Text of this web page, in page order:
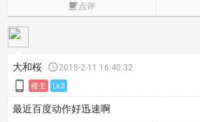
点评
大和桜 2018-2-11 16:40:32
 楼主 Lv.3
最近百度动作好迅速啊